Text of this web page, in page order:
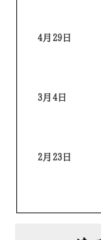
4月29日
3月4日
2月23日